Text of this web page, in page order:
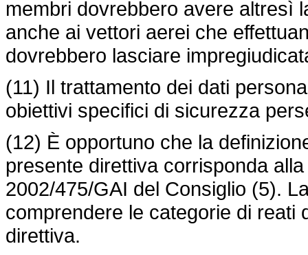
membri dovrebbero avere altresì
anche ai vettori aerei che
dovrebbero lasciare
(11) Il trattamento dei dati
obiettivi specifici di sicurezza
(12) È opportuno che la
presente direttiva corrisponda
2002/475/GAI del Consiglio (5).
comprendere le categorie di reati
direttiva.